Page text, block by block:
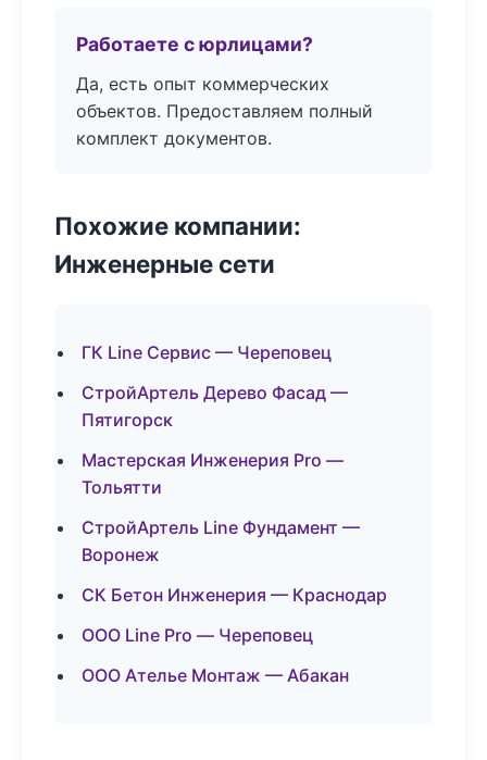
Работаете с юрлицами?
Да, есть опыт коммерческих
объектов. Предоставляем полный
комплект документов.
Похожие компании:
Инженерные сети
ГК Line Сервис — Череповец
СтройАртель Дерево Фасад —
Пятигорск
Мастерская Инженерия Pro —
Тольятти
СтройАртель Line Фундамент —
Воронеж
СК Бетон Инженерия — Краснодар
ООО Line Pro — Череповец
ООО Ателье Монтаж — Абакан